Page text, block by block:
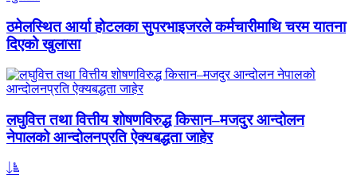
ठमेलस्थित आर्या होटलका सुपरभाइजरले कर्मचारीमाथि चरम यातना
दिएको खुलासा
लघुवित्त तथा वित्तीय शोषणविरुद्ध किसान–मजदुर आन्दोलन
नेपालको आन्दोलनप्रति ऐक्यबद्धता जाहेर